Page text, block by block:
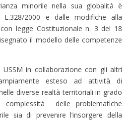
minorile nella sua globalità è
2000 e dalle modifiche alla
legge Costituzionale n. 3 del 18
il modello delle competenze
USSM in collaborazione con gli altri
esteso ad attività di
diverse realtà territoriali in grado
delle problematiche
sia di prevenire l’insorgere della